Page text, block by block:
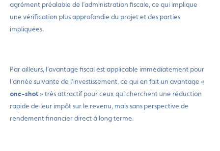
agrément préalable de l’administration fiscale, ce qui implique
une vérification plus approfondie du projet et des parties
impliquées.
Par ailleurs, l’avantage fiscal est applicable immédiatement pour
l’année suivante de l’investissement, ce qui en fait un avantage «
one-shot » très attractif pour ceux qui cherchent une réduction
rapide de leur impôt sur le revenu, mais sans perspective de
rendement financier direct à long terme.